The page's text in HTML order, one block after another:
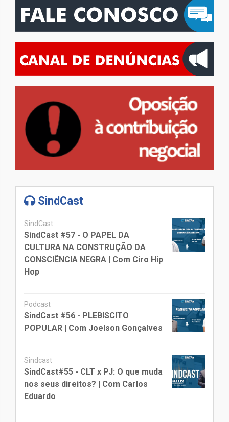
SindCast
SindCast
SindCast #57 - O PAPEL DA
CULTURA NA CONSTRUÇÃO DA
CONSCIÊNCIA NEGRA | Com Ciro Hip
Hop
Podcast
SindCast #56 - PLEBISCITO
POPULAR | Com Joelson Gonçalves
Sindcast
SindCast#55 - CLT x PJ: O que muda
nos seus direitos? | Com Carlos
Eduardo